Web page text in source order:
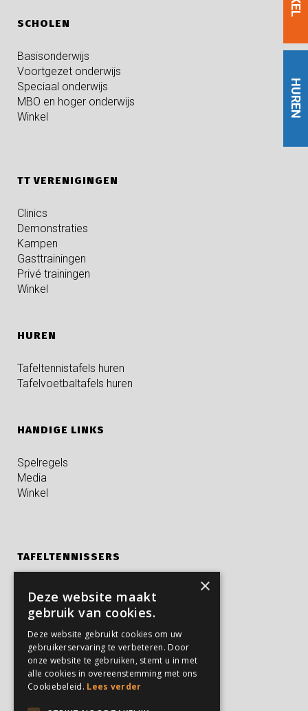
HUREN
SCHOLEN
Basisonderwijs
Voortgezet onderwijs
Speciaal onderwijs
MBO en hoger onderwijs
Winkel
TT VERENIGINGEN
Clinics
Demonstraties
Kampen
Gasttrainingen
Privé trainingen
Winkel
HUREN
Tafeltennistafels huren
Tafelvoetbaltafels huren
HANDIGE LINKS
Spelregels
Media
Winkel
TAFELTENNISSERS
Kampen
Privé trainingen
Verjaardagsfeestjes
PARTICULIEREN
×
Deze website maakt
gebruik van cookies.
Deze website gebruikt cookies om uw
gebruikerservaring te verbeteren. Door
onze website te gebruiken, stemt u in met
alle cookies in overeenstemming met ons
Cookiebeleid. Lees verder